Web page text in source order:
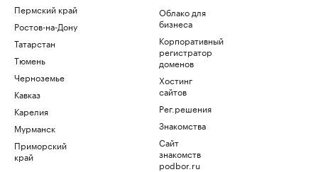
Пермский край
Ростов-на-Дону
Татарстан
Тюмень
Черноземье
Кавказ
Карелия
Мурманск
Приморский
край
Облако для
бизнеса
Корпоративный
регистратор
доменов
Хостинг
сайтов
Рег.решения
Знакомства
Сайт
знакомств
podbor.ru